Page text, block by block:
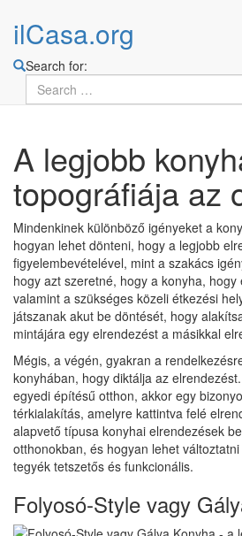
ilCasa.org
Search for:
main
content
A legjobb
topográfiája az
Mindenkinek különböző igényeket a
hogyan lehet dönteni, hogy a legjobb
figyelembevételével, mint a szakács
hogy azt szeretné, hogy a konyha,
valamint a szükséges közeli étkezési
játszanak akut be döntését, hogy
mintájára egy elrendezést a másikkal
Mégis, a végén, gyakran a
konyhában, hogy diktálja az
egyedi építésű otthon, akkor egy
térkialakítás, amelyre kattintva felé
alapvető típusa konyhai elrendezések
otthonokban, és hogyan lehet
tegyék tetszetős és funkcionális.
Folyosó-Style vagy